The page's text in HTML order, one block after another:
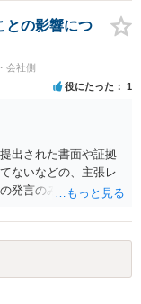
との影響につ
会社側
役にたった 1
出された書面や証拠
ないなどの、主張レ
発言のみで大きく不